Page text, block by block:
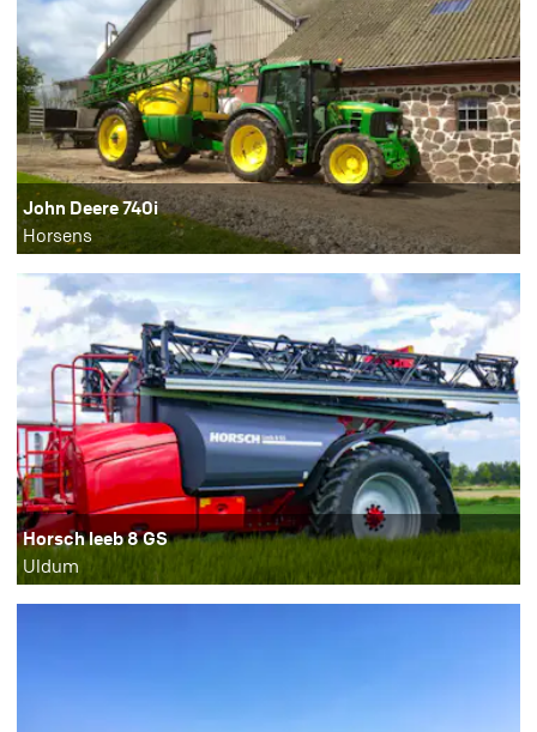
John Deere 740i
Horsens
Horsch leeb 8 GS
Uldum